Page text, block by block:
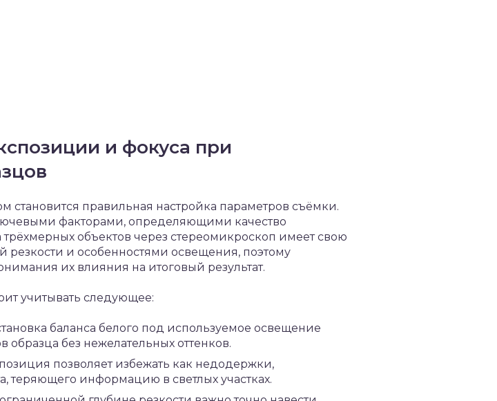
и фокуса при
правильная настройка параметров съёмки.
факторами, определяющими качество
объектов через стереомикроскоп имеет свою
и особенностями освещения, поэтому
их влияния на итоговый результат.
учитывать следующее:
баланса белого под используемое освещение
без нежелательных оттенков.
позволяет избежать как недодержки,
теряющего информацию в светлых участках.